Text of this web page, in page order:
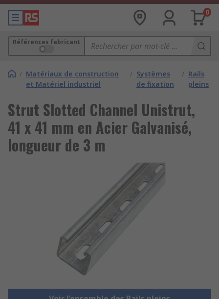
0
Références fabricant
/ Matériaux de construction
et Matériel industriel
/ Systèmes
de fixation
/ Rails
pleins
Strut Slotted Channel Unistrut,
41 x 41 mm en Acier Galvanisé,
longueur de 3 m